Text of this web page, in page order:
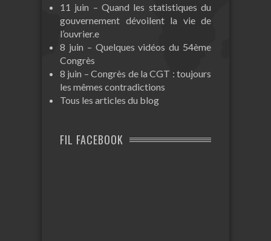
11 juin – Quand les statistiques du
gouvernement dévoilent la vie de
l’ouvrier.e
8 juin – Quelques vidéos du 54ème
Congrès
8 juin – Congrès de la CGT : toujours
les mêmes contradictions
Tous les articles du blog
FIL FACEBOOK